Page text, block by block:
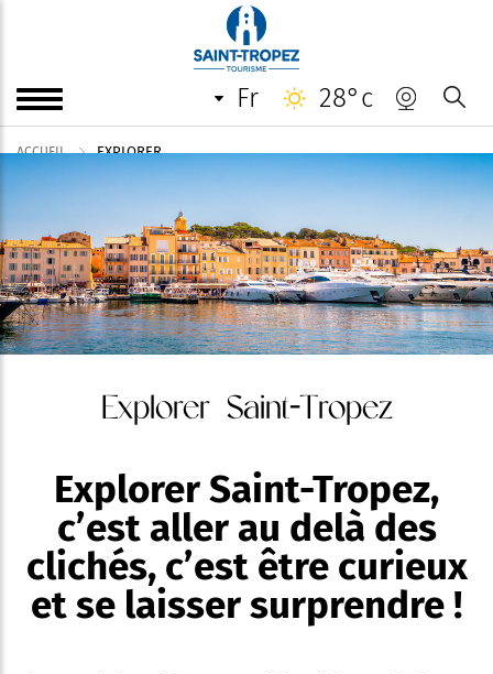
fr 28°c
ACCUEIL EXPLORER
Explorer Saint-Tropez
Explorer Saint-Tropez,
c’est aller au delà des
clichés, c’est être curieux
et se laisser surprendre !